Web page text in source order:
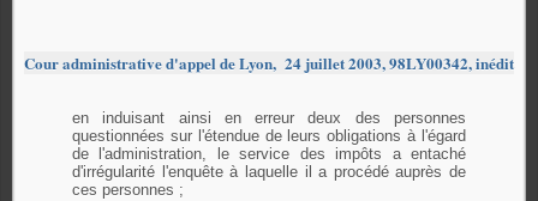
Cour administrative d'appel de Lyon, 24 juillet 2003, 98LY00342, inédit
en induisant ainsi en erreur deux des personnes
questionnées sur l'étendue de leurs obligations à l'égard
de l'administration, le service des impôts a entaché
d'irrégularité l'enquête à laquelle il a procédé auprès de
ces personnes ;